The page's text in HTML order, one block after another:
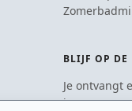
BLIJF OP DE
Je ontvangt
jaar een e-